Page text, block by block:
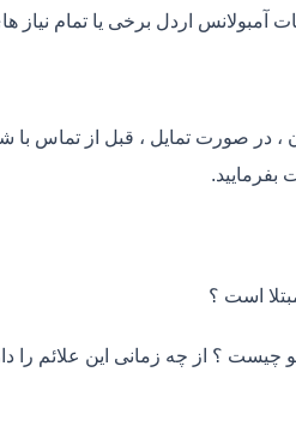
اردل برخی یا تمام نیاز
در صورت تمایل ، قبل از تماس
بفرمایید.
است ؟
چیست ؟ از چه زمانی این علائم را